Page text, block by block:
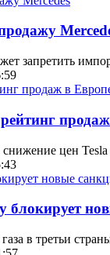
запретить
снижение цен
блокирует
газа в третьи